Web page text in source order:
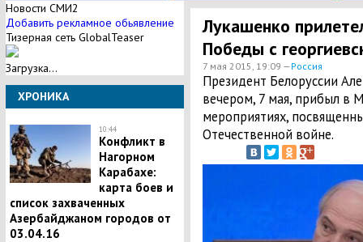
Новости СМИ2
Добавить рекламное обьявление
Тизерная сеть GlobalTeaser
Загрузка...
ХРОНИКА
10:44
Конфликт в
Нагорном
Карабахе:
карта боев и
список захваченных
Азербайджаном городов от
03.04.16
Лукашенко
Победы с
7 мая 2015, 19:09 —Россия
​Президент Белоруссии
вечером, 7 мая, прибыл в
мероприятиях,
Отечественной войне.